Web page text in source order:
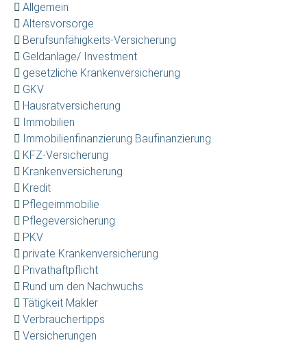
Allgemein
Altersvorsorge
Berufsunfähigkeits-Versicherung
Geldanlage/ Investment
gesetzliche Krankenversicherung
GKV
Hausratversicherung
Immobilien
Immobilienfinanzierung Baufinanzierung
KFZ-Versicherung
Krankenversicherung
Kredit
Pflegeimmobilie
Pflegeversicherung
PKV
private Krankenversicherung
Privathaftpflicht
Rund um den Nachwuchs
Tätigkeit Makler
Verbrauchertipps
Versicherungen